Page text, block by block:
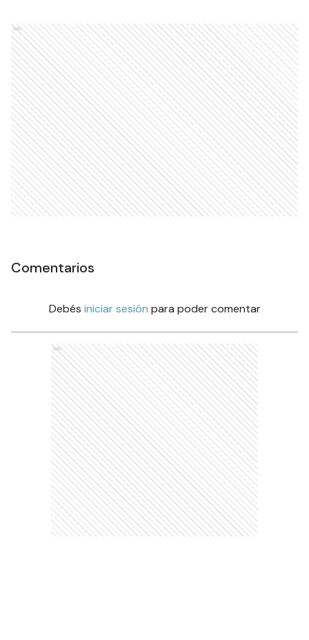
Ads
Comentarios
Debés iniciar sesión para poder comentar
Ads